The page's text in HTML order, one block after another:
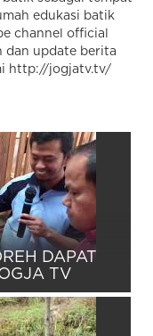
edukasi batik
channel official
dan update berita
http://jogjatv.tv/
DAPAT
TV